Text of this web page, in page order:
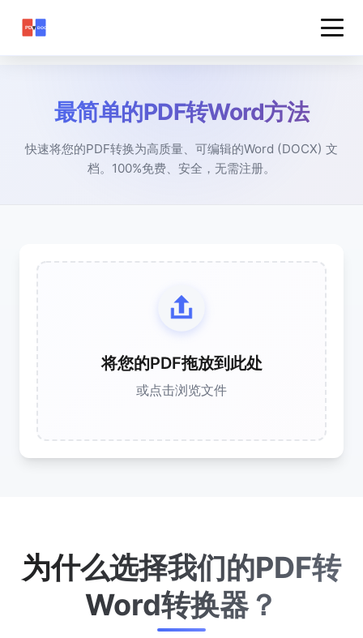
最简单的PDF转Word方法
快速将您的PDF转换为高质量、可编辑的Word (DOCX) 文
档。100%免费、安全，无需注册。
将您的PDF拖放到此处
或点击浏览文件
为什么选择我们的PDF转
Word转换器？